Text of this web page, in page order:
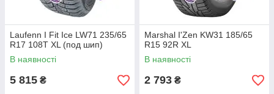
Laufenn I Fit Ice LW71 235/65
R17 108T XL (под шип)
В наявності
5 815 ₴
Marshal I'Zen KW31 185/65
R15 92R XL
В наявності
2 793 ₴